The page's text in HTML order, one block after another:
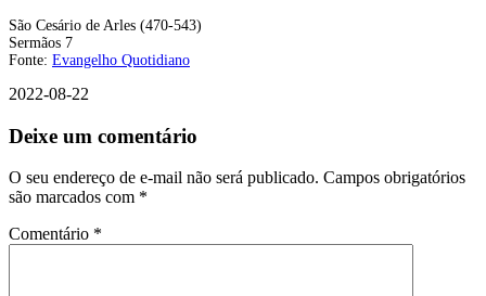
São Cesário de Arles (470-543)
Sermãos 7
Fonte: Evangelho Quotidiano
2022-08-22
Deixe um comentário
O seu endereço de e-mail não será publicado. Campos obrigatórios
são marcados com *
Comentário *